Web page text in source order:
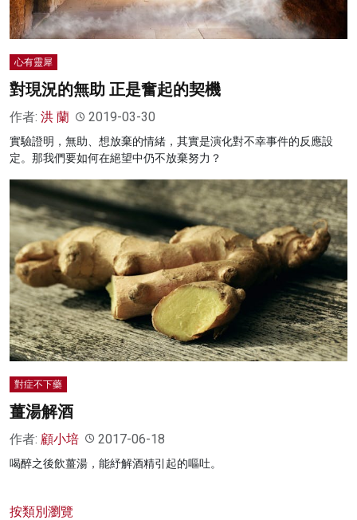
心有靈犀
對現況的無助 正是奮起的契機
作者: 洪 蘭 2019-03-30
實驗證明，無助、想放棄的情緒，其實是演化對不幸事件的反應設
定。那我們要如何在絕望中仍不放棄努力？
對症不下藥
薑湯解酒
作者: 顧小培 2017-06-18
喝醉之後飲薑湯，能紓解酒精引起的嘔吐。
按類別瀏覽